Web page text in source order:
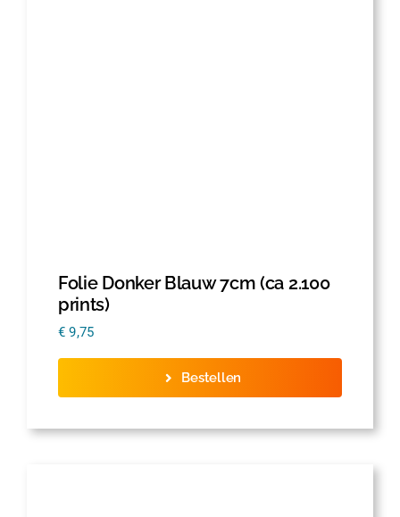
Folie Donker Blauw 7cm (ca 2.100
prints)
€ 9,75
Bestellen